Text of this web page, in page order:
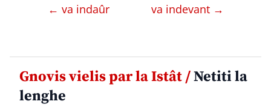
← va indaûr va indevant →
Gnovis vielis par la Istât /Netiti la
lenghe